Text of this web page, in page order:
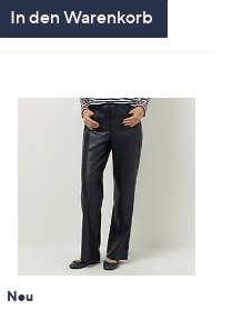
In den Warenkorb
Neu